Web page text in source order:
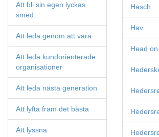
Att bli sin egen lyckas
smed
Att leda genom att vara
Att leda kundorienterade
organisationer
Att leda nästa generation
Att lyfta fram det bästa
Att lyssna
Hasch
Hav
Head